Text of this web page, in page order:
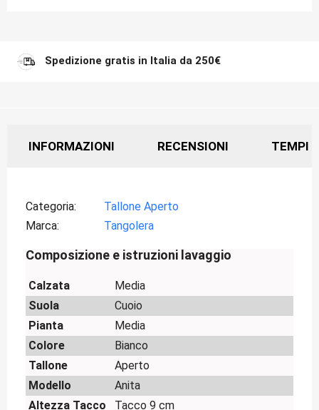
Spedizione gratis in Italia da 250€
INFORMAZIONI RECENSIONI TEMPI
Categoria
Tallone Aperto
Marca
Tangolera
Composizione e istruzioni lavaggio
Calzata
Media
Suola
Cuoio
Pianta
Media
Colore
Bianco
Tallone
Aperto
Modello
Anita
Altezza Tacco
Tacco 9 cm